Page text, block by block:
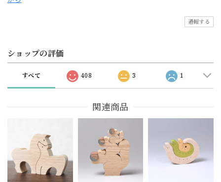
通報する
ショップの評価
すべて 408 3 1
関連商品